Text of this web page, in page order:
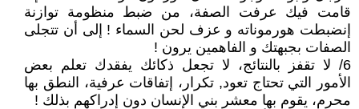
قامت فيك عرفت الصفة، من ضبط منظومة توازنة
إنضبطت هورموناته و عزف لحن السماء ! إلى أن تتجلى
الصفات بجبهتك و الفاهمين يرون !
6/ لا تقفز بالنتائج، لا تجعل ذكائك يفقدك تعلم بعض
الأمور التي تحتاج تعود, تكرار، إتفاقات عرفية، النطق بها
محرم، يقوم بها معشر بني الإنسان دون إدراكهم بذلك !